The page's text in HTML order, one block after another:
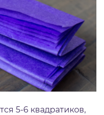
5-6 квадратиков,